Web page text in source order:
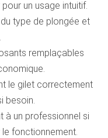
un usage intuitif.
type de plongée et
remplaçables
le gilet correctement
besoin.
à un professionnel si
fonctionnement.